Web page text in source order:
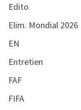
Edito
Elim. Mondial 2026
EN
Entretien
FAF
FIFA